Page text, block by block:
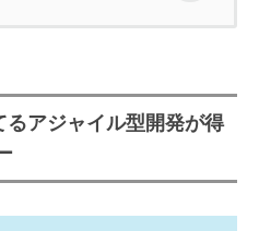
大きく育てるアジャイ
ティス製薬
ロットで幅広いアイ
アジャイル型開発が得